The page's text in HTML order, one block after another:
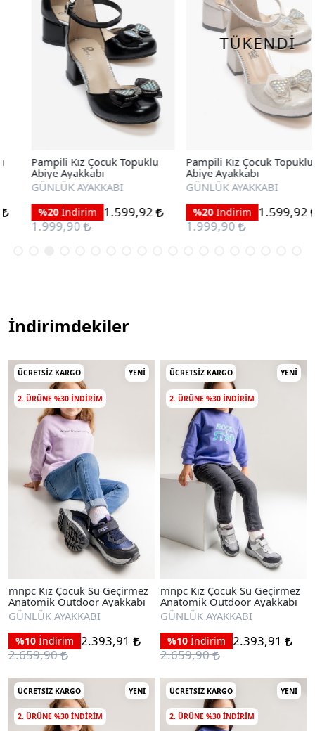
Pampili Kız Çocuk Topuklu
Abiye Ayakkabı
GÜNLÜK AYAKKABI
İndirim 1.599,92
1.999,90
TÜKENDİ
Pampili Kız Çocuk Topuklu
Abiye Ayakkabı
GÜNLÜK AYAKKABI
İndirim 1.599,92
1.999,90
İndirimdekiler
ÜCRETSIZ KARGO YENI
2. ÜRÜNE %30 INDIRIM
mnpc Kız Çocuk Su Geçirmez
Anatomik Outdoor Ayakkabı
GÜNLÜK AYAKKABI
%10 İndirim 2.393,91
2.659,90
ÜCRETSIZ KARGO YENI
2. ÜRÜNE %30 INDIRIM
mnpc Kız Çocuk Su Geçirmez
Anatomik Outdoor Ayakkabı
GÜNLÜK AYAKKABI
%10 İndirim 2.393,91
2.659,90
ÜCRETSIZ KARGO YENI
2. ÜRÜNE %30 INDIRIM
ÜCRETSIZ KARGO YENI
2. ÜRÜNE %30 INDIRIM